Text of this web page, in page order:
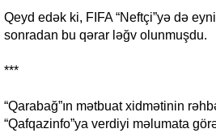
Qeyd edək ki, FIFA “Neftçi”yə də
sonradan bu qərar ləğv olunmuşdu.
***
“Qarabağ”ın mətbuat xidmətinin
“Qafqazinfo”ya verdiyi məlumata